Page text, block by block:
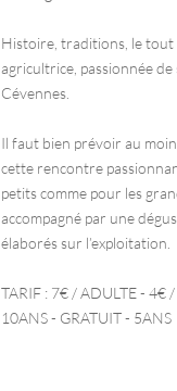
Histoire, traditions, le tout
agricultrice, passionnée
Cévennes.
Il faut bien prévoir au
cette rencontre
petits comme pour les
accompagné par une
élaborés sur l’exploitation.
TARIF : 7€ / ADULTE - 4€
10ANS - GRATUIT - 5ANS